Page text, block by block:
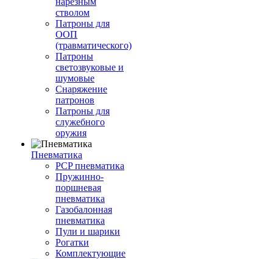
стволом
Патроны для
ООП
(травматического)
Патроны
светозвуковые и
шумовые
Снаряжение
патронов
Патроны для
служебного
оружия
Пневматика
PCP пневматика
Пружинно-
поршневая
пневматика
Газобалонная
пневматика
Пули и шарики
Рогатки
Комплектующие